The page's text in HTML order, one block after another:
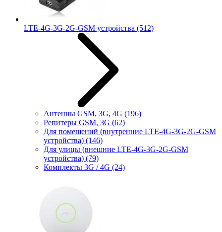
LTE-4G-3G-2G-GSM устройства (512)
Антенны GSM, 3G, 4G (196)
Репитеры GSM, 3G (62)
Для помещений (внутренние LTE-4G-3G-2G-GSM
устройства) (146)
Для улицы (внешние LTE-4G-3G-2G-GSM
устройства) (79)
Комплекты 3G / 4G (24)